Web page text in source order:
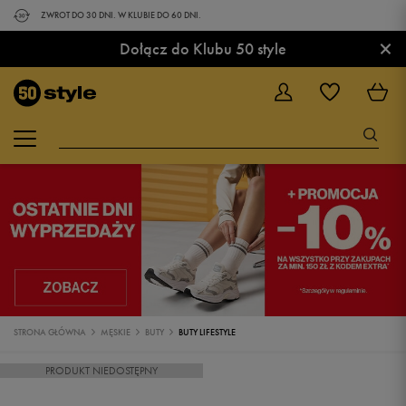
ZWROT DO 30 DNI. W KLUBIE DO 60 DNI.
Dołącz do Klubu 50 style ×
STRONA GŁÓWNA MĘSKIE BUTY BUTY LIFESTYLE
PRODUKT NIEDOSTĘPNY